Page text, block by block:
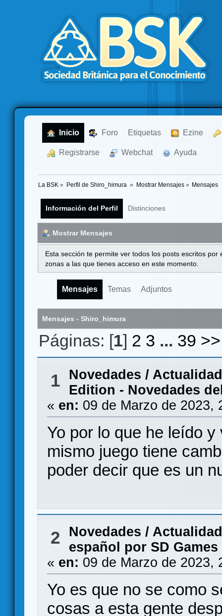
Inicio Foro Etiquetas Ezine
Registrarse Webchat Ayuda
La BSK » Perfil de Shiro_himura » Mostrar Mensajes» Mensajes
Información del Perfil Distinciones
Mostrar Mensajes
Esta sección te permite ver todos los posts escritos
zonas a las que tienes acceso en este momento.
Mensajes Temas Adjuntos
Mensajes - Shiro_himura
Páginas: [1] 2 3 ... 39 >>
1
Novedades / Actualidad
Edition - Novedades
« en: 09 de Marzo de 2023,
Yo por lo que he leído
mismo juego tiene
poder decir que es un
2
Novedades / Actualidad
español por SD Games
« en: 09 de Marzo de 2023,
Yo es que no se como
cosas a esta gente